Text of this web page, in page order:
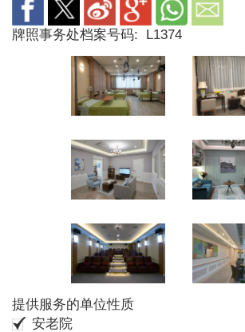
牌照事务处档案号码: L1374
提供服务的单位性质
安老院